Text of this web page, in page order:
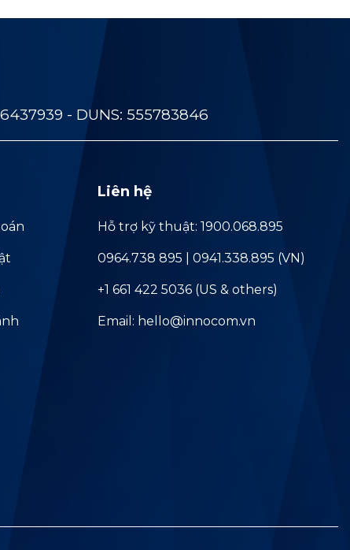
- DUNS: 555783846
Liên hệ
Hỗ trợ kỹ thuật: 1900.068.895
0964.738 895 | 0941.338.895 (VN)
+1 661 422 5036 (US & others)
Email: hello@innocom.vn